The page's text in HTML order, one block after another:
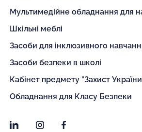
Мультимедійне обладнання для
Шкільні меблі
Засоби для інклюзивного
Засоби безпеки в школі
Кабінет предмету "Захист
Обладнання для Класу Безпеки
LinkedInInstagramFacebook